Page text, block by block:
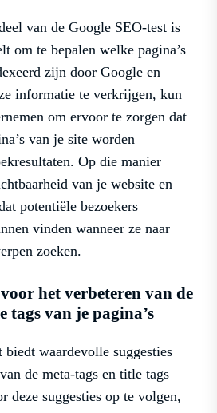
van de Google SEO-test is
om te bepalen welke pagina’s
zijn door Google en
informatie te verkrijgen, kun
om ervoor te zorgen dat
van je site worden
Op die manier
van je website en
potentiële bezoekers
vinden wanneer ze naar
zoeken.
het verbeteren van de
tags van je pagina’s
biedt waardevolle suggesties
de meta-tags en title tags
deze suggesties op te volgen,